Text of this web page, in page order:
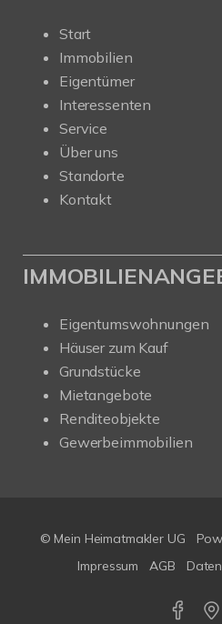
Start
Immobilien
Eigentümer
Interessenten
Service
Über uns
Standorte
Kontakt
Eigentumswohnungen
Häuser zum Kauf
Grundstücke
Mietangebote
Renditeobjekte
Gewerbeimmobilien
© Mein Heimatmakler UG
Impressum
AGB